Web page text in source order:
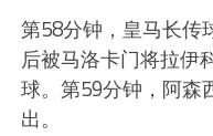
第58分钟，皇马长传
后被马洛卡门将拉伊
球。第59分钟，阿森
出。